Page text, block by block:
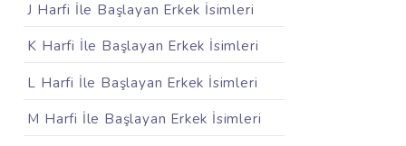
J Harfi İle Başlayan Erkek İsimleri
K Harfi İle Başlayan Erkek İsimleri
L Harfi İle Başlayan Erkek İsimleri
M Harfi İle Başlayan Erkek İsimleri